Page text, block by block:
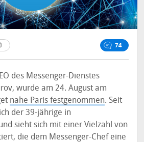
74
des Messenger-Dienstes
wurde am 24. August am
nahe Paris festgenommen. Seit
der 39-jährige in
sieht sich mit einer Vielzahl von
die dem Messenger-Chef eine